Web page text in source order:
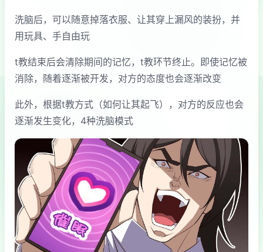
洗脑后，可以随意掉落衣服、让其穿上漏风的装扮，并
用玩具、手自由玩
t教结束后会清除期间的记忆，t教环节终止。即使记忆被
消除，随着逐渐被开发，对方的态度也会逐渐改变
此外，根据t教方式（如何让其起飞），对方的反应也会
逐渐发生变化，4种洗脑模式